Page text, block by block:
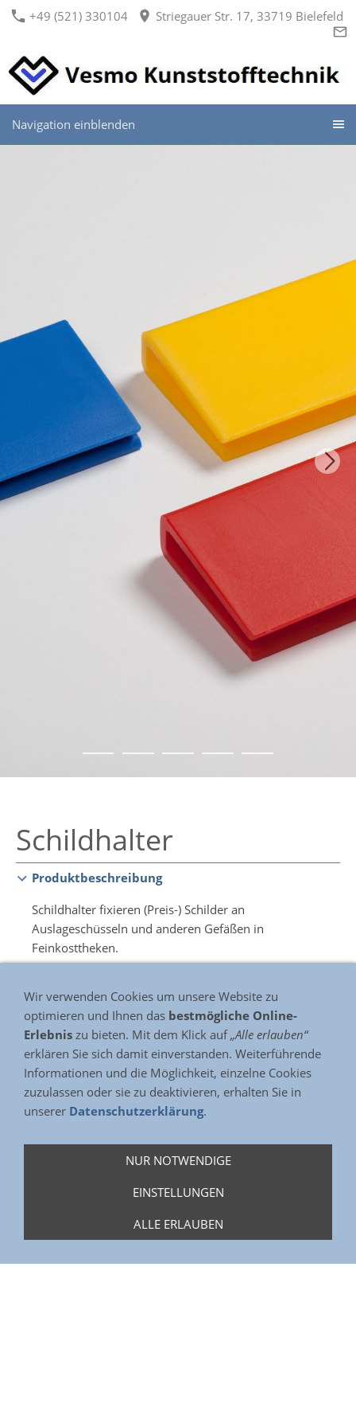
+49 (521) 330104 Striegauer Str. 17, 33719 Bielefeld
Navigation einblenden
Schildhalter
Produktbeschreibung
Schildhalter fixieren (Preis-) Schilder an
Auslageschüsseln und anderen Gefäßen in
Feinkosttheken.
Gefertigt aus lebensmittelechtem POM-weiss
Verpackt nach Kundenwunsch
Artikelnummern & Varianten
Wir verwenden Cookies um unsere Website zu
optimieren und Ihnen das bestmögliche Online-
Erlebnis zu bieten. Mit dem Klick auf„Alle erlauben“
erklären Sie sich damit einverstanden. Weiterführende
Informationen und die Möglichkeit, einzelne Cookies
zuzulassen oder sie zu deaktivieren, erhalten Sie in
unserer Datenschutzerklärung.
NUR NOTWENDIGE
EINSTELLUNGEN
ALLE ERLAUBEN